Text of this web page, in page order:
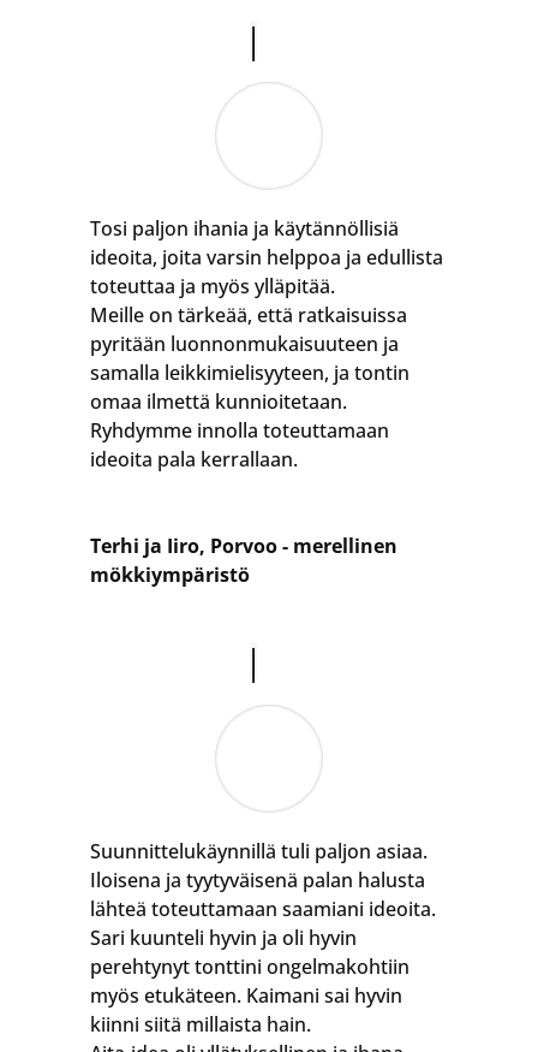
Tosi paljon ihania ja käytännöllisiä
ideoita, joita varsin helppoa ja edullista
toteuttaa ja myös ylläpitää.
Meille on tärkeää, että ratkaisuissa
pyritään luonnonmukaisuuteen ja
samalla leikkimielisyyteen, ja tontin
omaa ilmettä kunnioitetaan.
Ryhdymme innolla toteuttamaan
ideoita pala kerrallaan.
Terhi ja Iiro, Porvoo - merellinen
mökkiympäristö
Suunnittelukäynnillä tuli paljon asiaa.
Iloisena ja tyytyväisenä palan halusta
lähteä toteuttamaan saamiani ideoita.
Sari kuunteli hyvin ja oli hyvin
perehtynyt tonttini ongelmakohtiin
myös etukäteen. Kaimani sai hyvin
kiinni siitä millaista hain.